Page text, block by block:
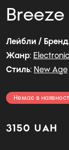
Breeze
Лейбли /
Жанр: Electronic
Стиль: New Age
Немає в
3150 UAH